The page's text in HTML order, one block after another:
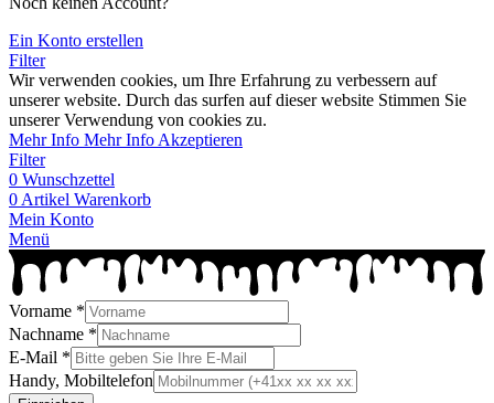
Ein Konto erstellen
Filter
Wir verwenden cookies, um Ihre Erfahrung zu verbessern auf
unserer website. Durch das surfen auf dieser website Stimmen Sie
unserer Verwendung von cookies zu.
Mehr Info Mehr Info Akzeptieren
Filter
0 Wunschzettel
0 Artikel Warenkorb
Mein Konto
Menü
Vorname *
Nachname *
E-Mail *
Handy, Mobiltelefon